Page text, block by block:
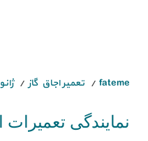
fateme تعمیر اجاق گاز ژانویه
نمایندگی